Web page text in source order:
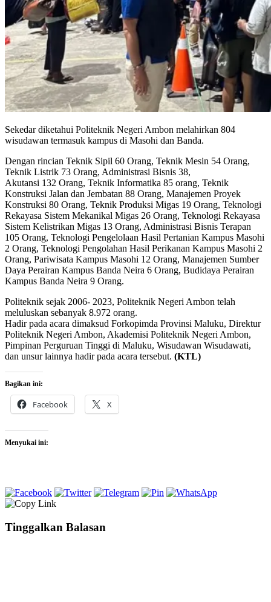
Sekedar diketahui Politeknik Negeri Ambon melahirkan 804
wisudawan termasuk kampus di Masohi dan Banda.
Dengan rincian Teknik Sipil 60 Orang, Teknik Mesin 54 Orang,
Teknik Listrik 73 Orang, Administrasi Bisnis 38,
Akutansi 132 Orang, Teknik Informatika 85 orang, Teknik
Konstruksi Jalan dan Jembatan 88 Orang, Manajemen Proyek
Konstruksi 80 Orang, Teknik Produksi Migas 19 Orang, Teknologi
Rekayasa Sistem Mekanikal Migas 26 Orang, Teknologi Rekayasa
Sistem Kelistrikan Migas 13 Orang, Administrasi Bisnis Terapan
105 Orang, Teknologi Pengelolaan Hasil Pertanian Kampus Masohi
2 Orang, Teknologi Pengolahan Hasil Perikanan Kampus Masohi 2
Orang, Pariwisata Kampus Masohi 12 Orang, Manajemen Sumber
Daya Perairan Kampus Banda Neira 6 Orang, Budidaya Perairan
Kampus Banda Neira 9 Orang.
Politeknik sejak 2006- 2023, Politeknik Negeri Ambon telah
meluluskan sebanyak 8.972 orang.
Hadir pada acara dimaksud Forkopimda Provinsi Maluku, Direktur
Politeknik Negeri Ambon, Akademisi Politeknik Negeri Ambon,
Pimpinan Perguruan Tinggi di Maluku, Wisudawan Wisudawati,
dan unsur lainnya hadir pada acara tersebut. (KTL)
Bagikan ini:
Facebook X
Menyukai ini:
Tinggalkan Balasan